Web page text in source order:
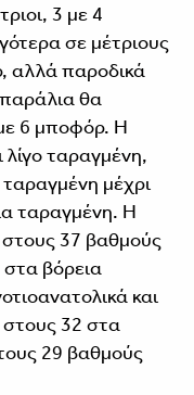
3 με 4
σε μέτριους
αλλά παροδικά
παράλια θα
6 μποφόρ. Η
λίγο ταραγμένη,
μέχρι
ταραγμένη. Η
37 βαθμούς
βόρεια
και
32 στα
29 βαθμούς